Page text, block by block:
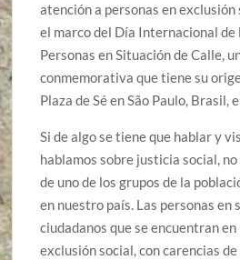
atención a personas en exclusión
el marco del Día Internacional de
Personas en Situación de Calle,
conmemorativa que tiene su
Plaza de Sé en São Paulo, Brasil,
Si de algo se tiene que hablar y
hablamos sobre justicia social,
de uno de los grupos de la
en nuestro país. Las personas en
ciudadanos que se encuentran
exclusión social, con carencias